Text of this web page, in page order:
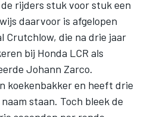
rijders stuk voor stuk een
daarvoor is afgelopen
Crutchlow, die na drie jaar
bij Honda LCR als
Johann Zarco.
koekenbakker en heeft drie
staan. Toch bleek de